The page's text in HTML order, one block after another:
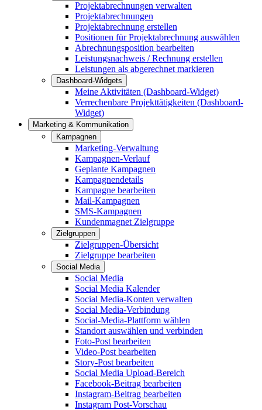
Projektabrechnungen verwalten
Projektabrechnungen
Projektabrechnung erstellen
Positionen für Projektabrechnung auswählen
Abrechnungsposition bearbeiten
Leistungsnachweis / Rechnung erstellen
Leistungen als abgerechnet markieren
Dashboard-Widgets
Meine Aktivitäten (Dashboard-Widget)
Verrechenbare Projekttätigkeiten (Dashboard-
Widget)
Marketing & Kommunikation
Kampagnen
Marketing-Verwaltung
Kampagnen-Verlauf
Geplante Kampagnen
Kampagnendetails
Kampagne bearbeiten
Mail-Kampagnen
SMS-Kampagnen
Kundenmagnet Zielgruppe
Zielgruppen
Zielgruppen-Übersicht
Zielgruppe bearbeiten
Social Media
Social Media
Social Media Kalender
Social Media-Konten verwalten
Social Media-Verbindung
Social-Media-Plattform wählen
Standort auswählen und verbinden
Foto-Post bearbeiten
Video-Post bearbeiten
Story-Post bearbeiten
Social Media Upload-Bereich
Facebook-Beitrag bearbeiten
Instagram-Beitrag bearbeiten
Instagram Post-Vorschau